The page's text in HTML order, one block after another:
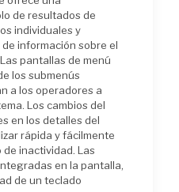
de resultados de
individuales y
información sobre el
pantallas de menú
los submenús
a los operadores a
Los cambios del
en los detalles del
rápida y fácilmente
de inactividad. Las
en la pantalla,
de un teclado